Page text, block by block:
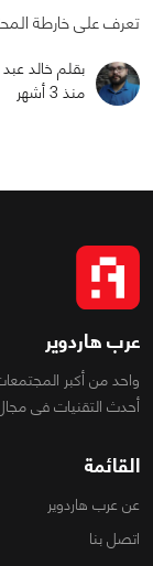
تعرف على خارطة
بقلم خالد عبد
منذ 3 أشهر
عرب هاردوير
واحد من أكبر
أحدث التقنيات فى مجال
القائمة
عن عرب هاردوير
اتصل بنا